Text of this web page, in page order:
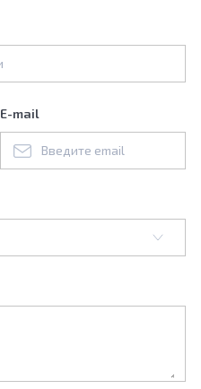
E-mail